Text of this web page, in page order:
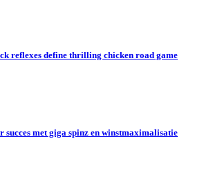
reflexes define thrilling chicken road game
succes met giga spinz en winstmaximalisatie